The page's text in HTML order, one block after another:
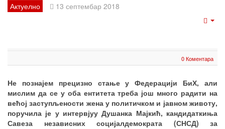
Актуелно 13 септембар 2018
0 Коментара
Не познајем прецизно стање у Федерацији БиХ, али
мислим да се у оба ентитета треба још много радити на
већој заступљености жена у политичком и јавном животу,
поручила је у интервјуу Душанка Мајкић, кандидаткиња
Савеза независних социјалдемократа (СНСД) за